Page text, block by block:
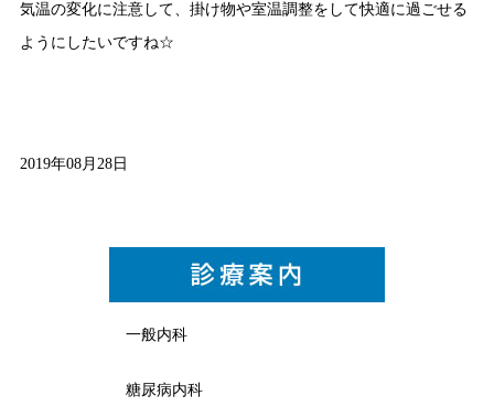
気温の変化に注意して、掛け物や室温調整をして快適に過ごせる
ようにしたいですね☆
2019年08月28日
一般内科
糖尿病内科